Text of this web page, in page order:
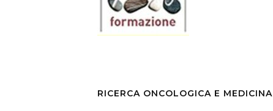
RICERCA ONCOLOGICA E MEDICINA